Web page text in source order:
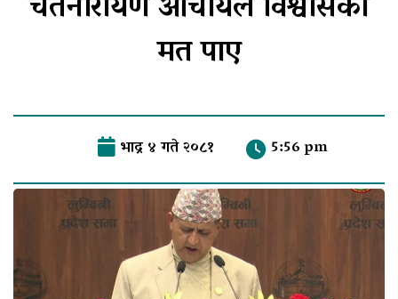
मत पाए
भाद्र ४ गते २०८१ 5:56 pm